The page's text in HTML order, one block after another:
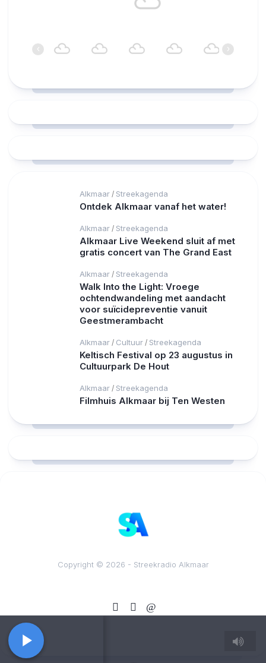
‹ ›
Alkmaar / Streekagenda
Ontdek Alkmaar vanaf het water!
Alkmaar / Streekagenda
Alkmaar Live Weekend sluit af met
gratis concert van The Grand East
Alkmaar / Streekagenda
Walk Into the Light: Vroege
ochtendwandeling met aandacht
voor suïcidepreventie vanuit
Geestmerambacht
Alkmaar / Cultuur / Streekagenda
Keltisch Festival op 23 augustus in
Cultuurpark De Hout
Alkmaar / Streekagenda
Filmhuis Alkmaar bij Ten Westen
Copyright © 2026 - Streekradio Alkmaar